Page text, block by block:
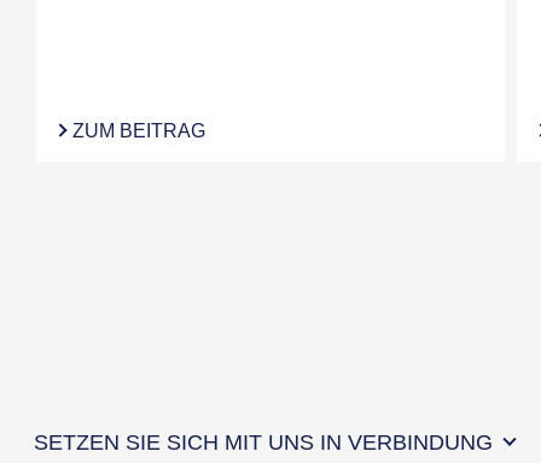
ZUM BEITRAG
SETZEN SIE SICH MIT UNS IN VERBINDUNG